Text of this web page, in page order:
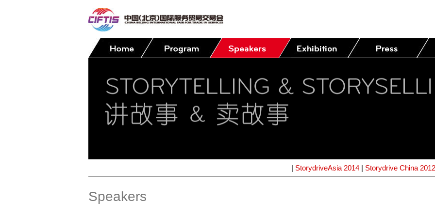
| StorydriveAsia 2014 | Storydrive China 2012
Speakers